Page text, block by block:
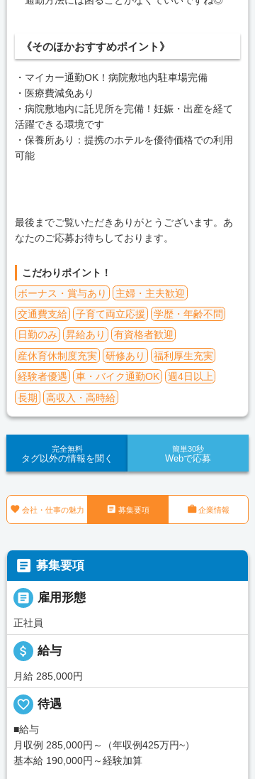
《そのほかおすすめポイント》
・マイカー通勤OK！病院敷地内駐車場完備
・医療費減免あり
・病院敷地内に託児所を完備！妊娠・出産を経て
活躍できる環境です
・保養所あり：提携のホテルを優待価格での利用
可能
最後までご覧いただきありがとうございます。あ
なたのご応募お待ちしております。
こだわりポイント！
ボーナス・賞与あり
主婦・主夫歓迎
交通費支給
子育て両立応援
学歴・年齢不問
日勤のみ
昇給あり
有資格者歓迎
産休育休制度充実
研修あり
福利厚生充実
経験者優遇
車・バイク通勤OK
週4日以上
長期
高収入・高時給
完全無料
タグ以外の情報を聞く
簡単30秒
Webで応募
 会社・仕事の魅力  募集要項 企業情報
 募集要項
 雇用形態
正社員
attach_money 給与
月給 285,000円
favorite_border 待遇
■給与
月収例 285,000円～（年収例425万円~）
基本給 190,000円～経験加算